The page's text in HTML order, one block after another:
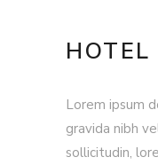
HOTEL
Lorem ipsum
gravida nibh
sollicitudin,